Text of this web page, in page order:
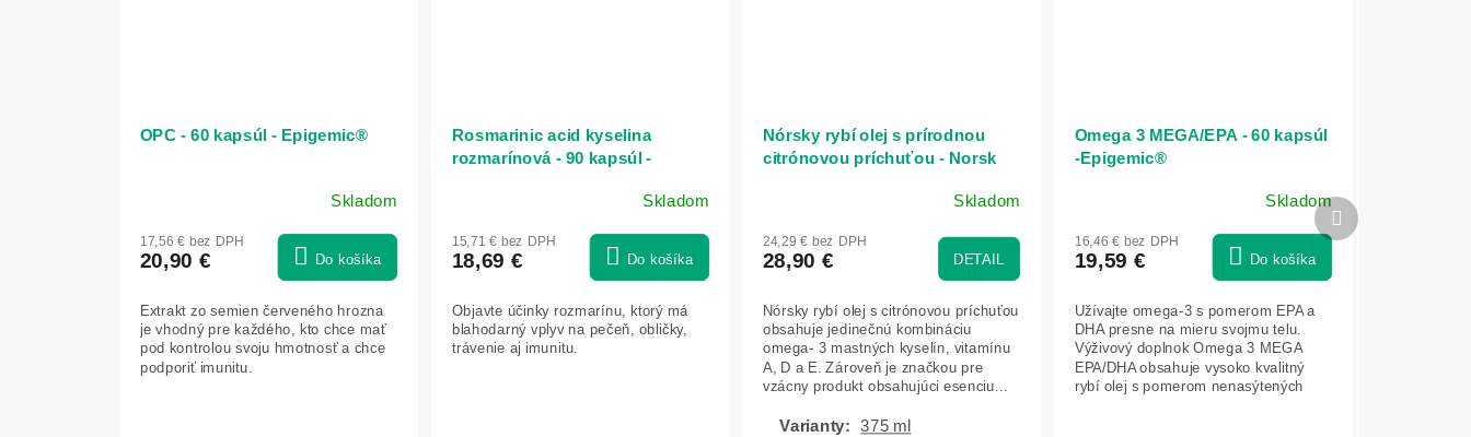
OPC - 60 kapsúl - Epigemic®
Skladom
17,56 € bez DPH
20,90 € Do košíka
Extrakt zo semien červeného hrozna
je vhodný pre každého, kto chce mať
pod kontrolou svoju hmotnosť a chce
podporiť imunitu.
Rosmarinic acid kyselina
rozmarínová - 90 kapsúl -
Skladom
15,71 € bez DPH
18,69 € Do košíka
Objavte účinky rozmarínu, ktorý má
blahodarný vplyv na pečeň, obličky,
trávenie aj imunitu.
Nórsky rybí olej s prírodnou
citrónovou príchuťou - Norsk
produktu
z
5
hviezdičiek.
Skladom
24,29 € bez DPH
28,90 € DETAIL
Nórsky rybí olej s citrónovou príchuťou
obsahuje jedinečnú kombináciu
omega- 3 mastných kyselín, vitamínu
A, D a E. Zároveň je značkou pre
vzácny produkt obsahujúci esenciu...
375 ml
Omega 3 MEGA/EPA - 60 kapsúl
-Epigemic®
Skladom
16,46 € bez DPH
19,59 € Do košíka
Užívajte omega-3 s pomerom EPA a
DHA presne na mieru svojmu telu.
Výživový doplnok Omega 3 MEGA
EPA/DHA obsahuje vysoko kvalitný
rybí olej s pomerom nenasýtených
Ďalší
produkt